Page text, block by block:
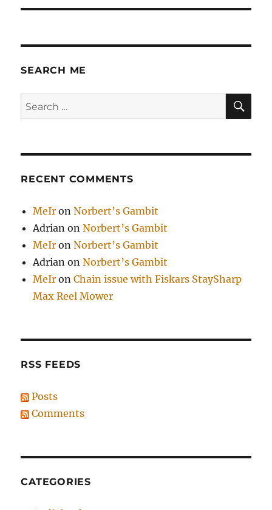
SEARCH ME
Search
for:
RECENT COMMENTS
MeIr onNorbert’s Gambit
Adrian onNorbert’s Gambit
MeIr onNorbert’s Gambit
Adrian onNorbert’s Gambit
MeIr onChain issue with Fiskars StaySharp
Max Reel Mower
RSS FEEDS
Posts
Comments
CATEGORIES